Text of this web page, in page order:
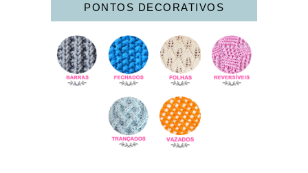
PONTOS DECORATIVOS